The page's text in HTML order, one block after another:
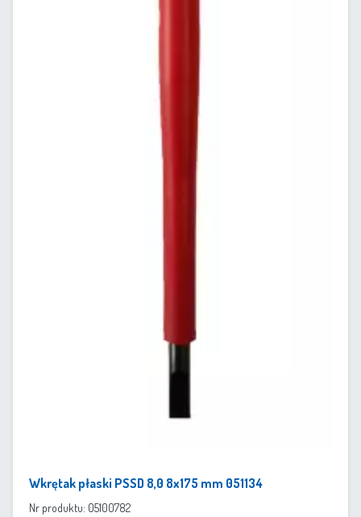
Wkrętak płaski PSSD 8,0 8x175 mm 051134
Nr produktu: 05100782